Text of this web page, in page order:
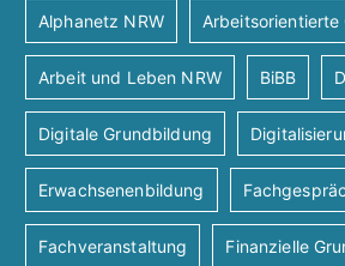
Alphanetz NRW Arbeitsorientierte
Arbeit und Leben NRW BiBB
Digitale Grundbildung
Erwachsenenbildung
Fachveranstaltung Finanzielle